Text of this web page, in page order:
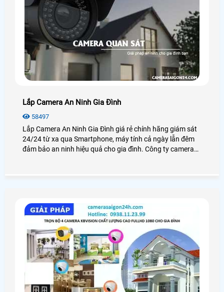
Lắp Camera An Ninh Gia Đình
58497
Lắp Camera An Ninh Gia Đình giá rẻ chính hãng giám sát
24/24 từ xa qua Smartphone, máy tính cả ngày lẫn đêm
đảm bảo an ninh hiệu quả cho gia đình. Công ty camera